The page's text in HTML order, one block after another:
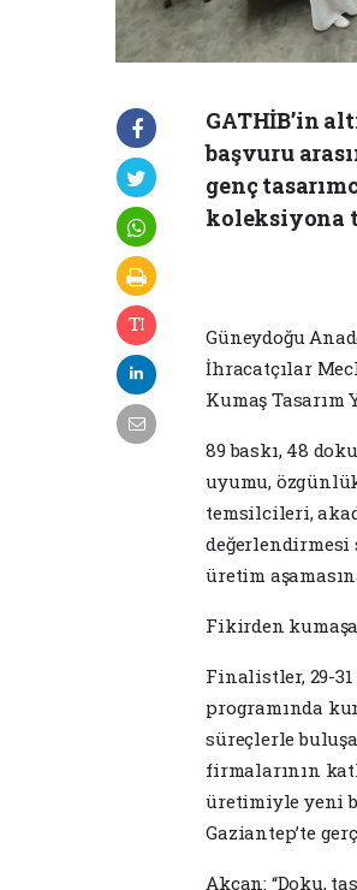
GATHİB’in
başvuru
genç
koleksiyona
Güneydoğu
İhracatçılar
Kumaş Tasarım
89 baskı, 48
uyumu,
temsilcileri,
değerlendirmesi
üretim
Fikirden
Finalistler, 29-
programında
süreçlerle
firmalarının
üretimiyle yeni
Gaziantep’te
Akcan: “Doku,